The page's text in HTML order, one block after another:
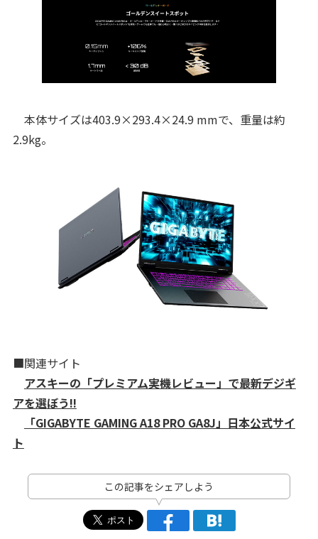
本体サイズは403.9×293.4×24.9 mmで、重量は約
2.9kg。
■関連サイト
アスキーの「プレミアム実機レビュー」で最新デジギ
アを選ぼう!!
「GIGABYTE GAMING A18 PRO GA8J」日本公式サイ
ト
この記事をシェアしよう